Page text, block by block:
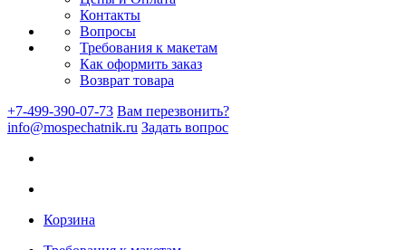
Контакты
Вопросы
Требования к макетам
Как оформить заказ
Возврат товара
+7-499-390-07-73 Вам перезвонить?
info@mospechatnik.ru Задать вопрос
Корзина